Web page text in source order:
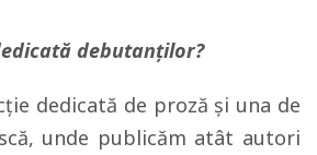
debutanților?
dedicată de proză şi una de
unde publicăm atât autori